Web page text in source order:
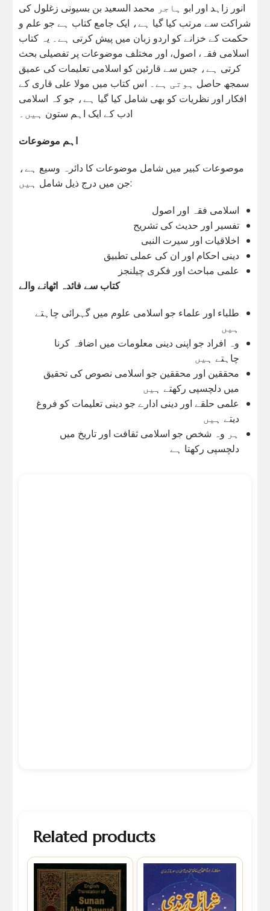
انور زاہد اور ابو ہاجر محمد السعید بن بسیونی زغلول کی
شراکت سے مرتب کیا گیا ہے، ایک جامع کتاب ہے جو علم و
حکمت کے خزانے کو اردو زبان میں پیش کرتی ہے۔ یہ کتاب
اسلامی فقہ، اصول، اور مختلف موضوعات پر تفصیلی بحث
کرتی ہے، جس سے قارئین کو اسلامی تعلیمات کی عمیق
سمجھ حاصل ہوتی ہے۔ اس کتاب میں مولا علی قاری کے
افکار اور نظریات کو بھی شامل کیا گیا ہے، جو کہ اسلامی
ادب کے ایک اہم ستون ہیں۔
اہم موضوعات
موصوعات کبیر میں شامل موضوعات کا دائرہ وسیع ہے،
جن میں درج ذیل شامل ہیں:
اسلامی فقہ اور اصول
تفسیر اور حدیث کی تشریح
اخلاقیات اور سیرت النبی
دینی احکام اور ان کی عملی تطبیق
علمی مباحث اور فکری چیلنجز
کتاب سے فائدہ اٹھانے والے
طلباء اور علماء جو اسلامی علوم میں گہرائی چاہتے
ہیں
وہ افراد جو اپنی دینی معلومات میں اضافہ کرنا
چاہتے ہیں
محققین اور محققین جو اسلامی نصوص کی تحقیق
میں دلچسپی رکھتے ہیں
علمی حلقے اور دینی ادارے جو دینی تعلیمات کو فروغ
دیتے ہیں
ہر وہ شخص جو اسلامی ثقافت اور تاریخ میں
دلچسپی رکھتا ہے
Related products